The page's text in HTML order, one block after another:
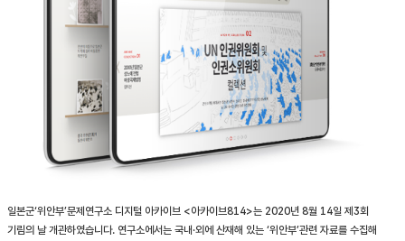
일본군‘위안부’문제연구소 디지털 아카이브 <아카이브814>는 2020년 8월 14일 제3회
기림의 날 개관하였습니다. 연구소에서는 국내·외에 산재해 있는 ‘위안부’관련 자료를 수집해